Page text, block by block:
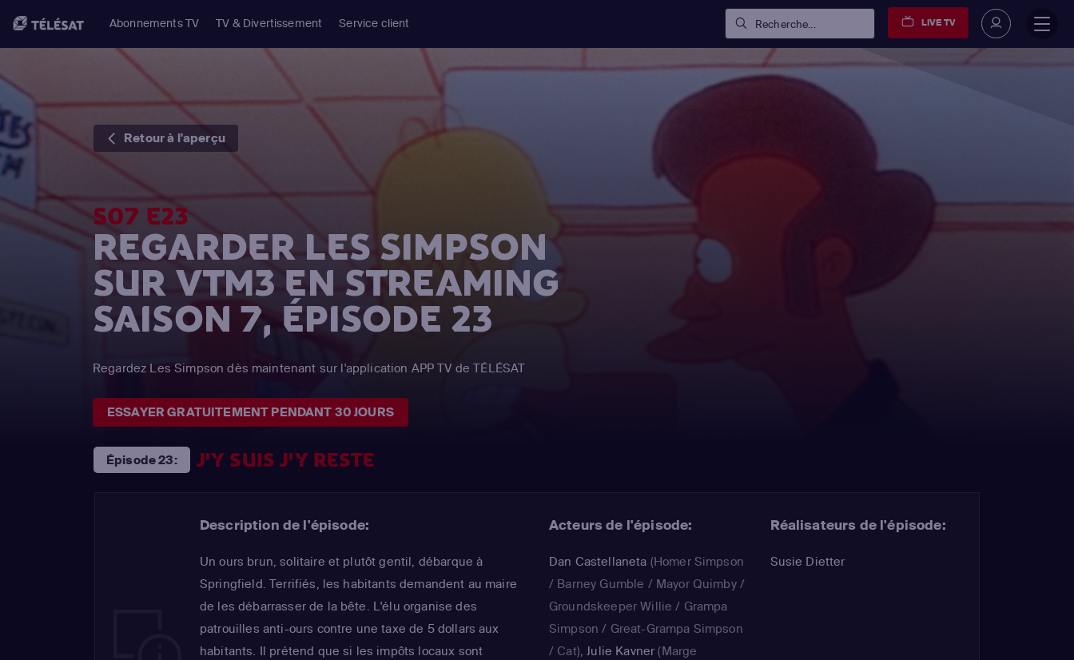
Abonnements TV TV & Divertissement Service client Recherche... LIVE TV
Retour à l'aperçu
S07 E23
REGARDER LES SIMPSON
SUR VTM3 EN STREAMING
SAISON 7, ÉPISODE 23
Regardez Les Simpson dès maintenant sur l'application APP TV de TÉLÉSAT
ESSAYER GRATUITEMENT PENDANT 30 JOURS
Épisode 23: J'Y SUIS J'Y RESTE
Description de l'épisode:
Un ours brun, solitaire et plutôt gentil, débarque à
Springfield. Terrifiés, les habitants demandent au maire
de les débarrasser de la bête. L'élu organise des
patrouilles anti-ours contre une taxe de 5 dollars aux
habitants. Il prétend que si les impôts locaux sont
Acteurs de l'épisode:
Dan Castellaneta (Homer Simpson
/ Barney Gumble / Mayor Quimby /
Groundskeeper Willie / Grampa
Simpson / Great-Grampa Simpson
/ Cat),Julie Kavner (Marge
Réalisateurs de l'épisode:
Susie Dietter